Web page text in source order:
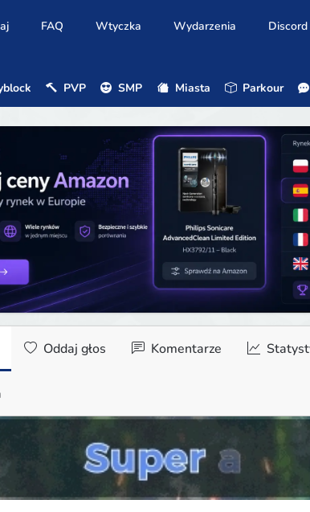
FAQ Wtyczka Wydarzenia Discord
PVP SMP Miasta Parkour
Oddaj głos Komentarze